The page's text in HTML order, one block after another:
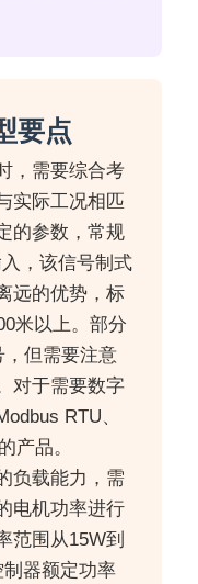
要点
，需要综合考
实际工况相匹
的参数，常规
，该信号制式
远的优势，标
米以上。部分
，但需要注意
对于需要数字
RTU、
产品。
负载能力，需
电机功率进行
范围从15W到
器额定功率